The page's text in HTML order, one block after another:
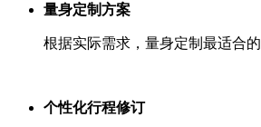
量身定制方案
根据实际需求，量身定制最适合
个性化行程修订